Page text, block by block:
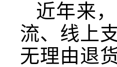
近年来
流、线上
无理由退